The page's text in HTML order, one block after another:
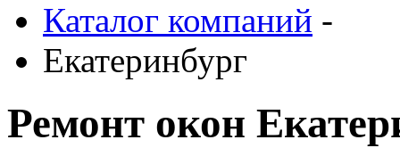
Каталог компаний -
Екатеринбург
Ремонт окон